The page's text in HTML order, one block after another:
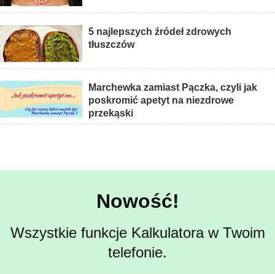
5 najlepszych źródeł zdrowych
tłuszczów
Marchewka zamiast Pączka, czyli jak
poskromić apetyt na niezdrowe
przekąski
Nowość!
Wszystkie funkcje Kalkulatora w Twoim
telefonie.